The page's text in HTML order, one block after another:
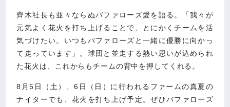
齊木社長も並々ならぬバファローズ愛を語る。「我々が
元気よく花火を打ち上げることで、とにかくチームを活
気づけたい。いつもバファローズと一緒に優勝に向かっ
て走っています」。球団と並走する熱い思いが込められ
た花火は、これからもチームの背中を押してくれる。
8月5日（土）、6日（日）に行われるファームの真夏の
ナイターでも、花火を打ち上げ予定。ぜひバファローズ